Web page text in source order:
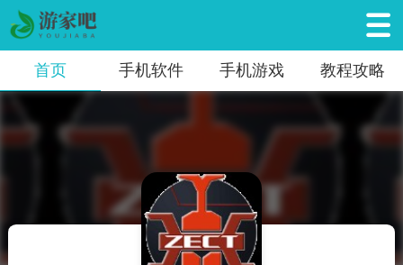
首页 手机软件 手机游戏 教程攻略